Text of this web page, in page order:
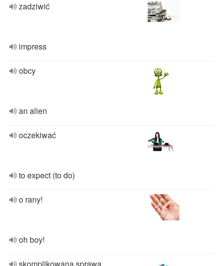
zadziwić
impress
obcy
an alien
oczekiwać
to expect (to do)
o rany!
oh boy!